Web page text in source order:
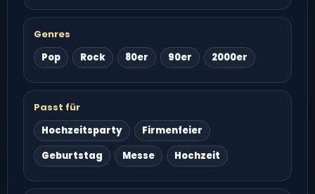
Genres
Pop
Rock 80er 90er 2000er
Passt für
Hochzeitsparty
Firmenfeier
Geburtstag
Messe Hochzeit